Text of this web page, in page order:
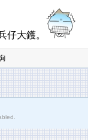
仔大鑊。